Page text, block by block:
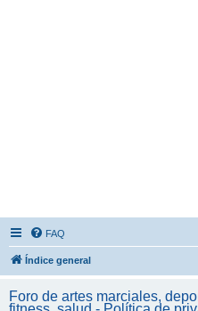
FAQ
Índice general
Foro de artes marciales,